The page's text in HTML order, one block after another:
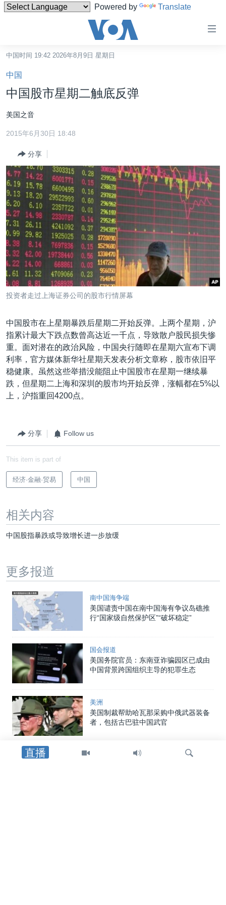
Powered by Translate
碍
链
接
转
内
转
到
导
航
跳
转
到
检
索
台湾
港澳
国际
最新国际新闻
印太
中东
欧洲
非洲
美洲
全球议题
分类新闻
经济·金融·贸易
人权·法律·宗教
科教·文娱·体健
军事
劳工
环境
美中关系
热点专题
白宫要闻
国会报道
美中关系
美国建国250周年
美国之音专访
重要讲话与声明
台海两岸关系
南中国海争端
关注西藏
GEN Z 看美国
VOA视频
VOA今日焦点
中文广播
关注我们
其他语言网站
直播
中国时间 19:42 2026年8月9日 星期日
中国
中国股市星期二触底反弹
美国之音
2015年6月30日 18:48
分享
投资者走过上海证券公司的股市行情屏幕
中国股市在上星期暴跌后星期二开始反弹。上两个星期，沪
指累计最大下跌点数曾高达近一千点，导致散户股民损失惨
重。面对潜在的政治风险，中国央行随即在星期六宣布下调
利率，官方媒体新华社星期天发表分析文章称，股市依旧平
稳健康。虽然这些举措没能阻止中国股市在星期一继续暴
跌，但星期二上海和深圳的股市均开始反弹，涨幅都在5%以
上，沪指重回4200点。
分享 Follow us
This item is part of
经济·金融·贸易 中国
相关内容
中国股指暴跌或导致增长进一步放缓
更多报道
南中国海争端
美国谴责中国在南中国海有争议岛礁推
行“国家级自然保护区”“破坏稳定”
国会报道
美国务院官员：东南亚诈骗园区已成由
中国背景跨国组织主导的犯罪生态
美洲
美国制裁帮助哈瓦那采购中俄武器装备
者，包括古巴驻中国武官